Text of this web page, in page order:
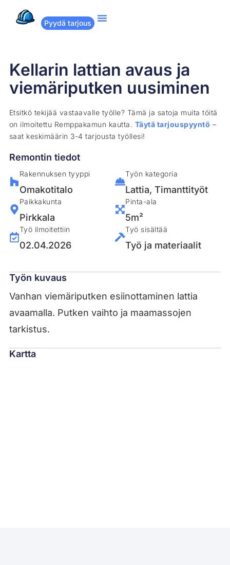
Pyydä tarjous
Kellarin lattian avaus ja
viemäriputken uusiminen
Etsitkö tekijää vastaavalle työlle? Tämä ja satoja muita töitä
on ilmoitettu Remppakamun kautta. Täytä tarjouspyyntö –
saat keskimäärin 3-4 tarjousta työllesi!
Remontin tiedot
Rakennuksen tyyppi
Omakotitalo
Paikkakunta
Pirkkala
Työ ilmoitettiin
02.04.2026
Työn kategoria
Lattia, Timanttityöt
Pinta-ala
5m²
Työ sisältää
Työ ja materiaalit
Työn kuvaus
Vanhan viemäriputken esiinottaminen lattia
avaamalla. Putken vaihto ja maamassojen
tarkistus.
Kartta